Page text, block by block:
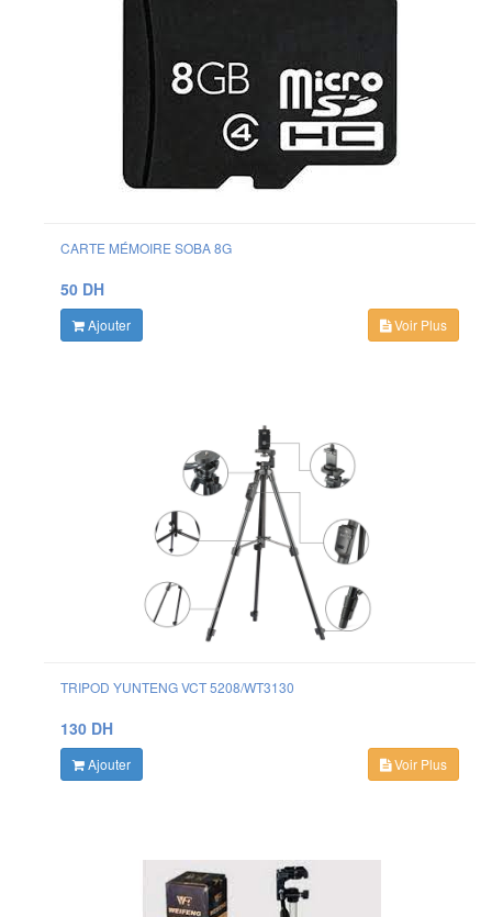
CARTE MÉMOIRE SOBA 8G
50 DH
Ajouter Voir Plus
TRIPOD YUNTENG VCT 5208/WT3130
130 DH
Ajouter Voir Plus